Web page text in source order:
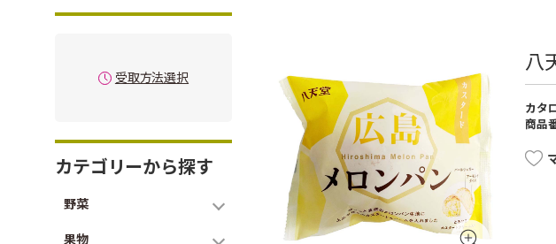
受取方法選択
カテゴリーから探す
野菜
果物
八
カタ
商品